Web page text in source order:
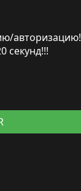
авторизацию!
секунд!!!